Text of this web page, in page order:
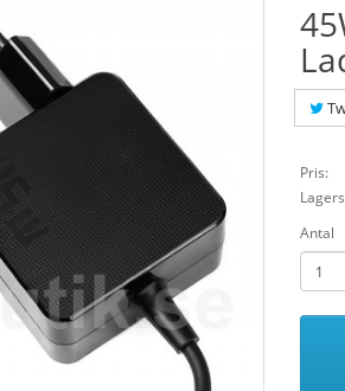
Pris:
Antal